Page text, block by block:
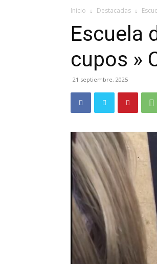
Inicio Destacadas
Escuela
cupos »
21 septiembre, 2025